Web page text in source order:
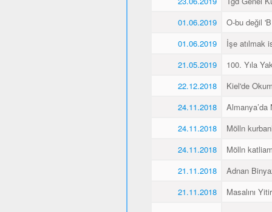
01.06.2019
O-bu değil
01.06.2019
İşe atılmak
21.05.2019
100. Yıla
22.12.2018
Kiel'de
24.11.2018
Almanya’da
24.11.2018
Mölln
24.11.2018
Mölln
21.11.2018
Adnan
21.11.2018
Masalını